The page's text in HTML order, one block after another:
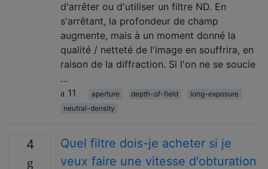
d'arrêter ou d'utiliser un filtre ND. En
s'arrêtant, la profondeur de champ
augmente, mais à un moment donné la
qualité / netteté de l'image en souffrira, en
raison de la diffraction. Si l'on ne se soucie
…
11
aperture depth-of-field
long-exposure
neutral-density
4
Quel filtre dois-je acheter si je
veux faire une vitesse d'obturation